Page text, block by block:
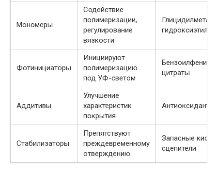
Мономеры
Содействие
полимеризации,
регулирование
вязкости
Фотинициаторы
Инициируют
полимеризацию
под УФ-светом
цитраты
Аддитивы
Улучшение
характеристик
покрытия
Стабилизаторы
Препятствуют
преждевременному
отверждению
Запасные
сцепители